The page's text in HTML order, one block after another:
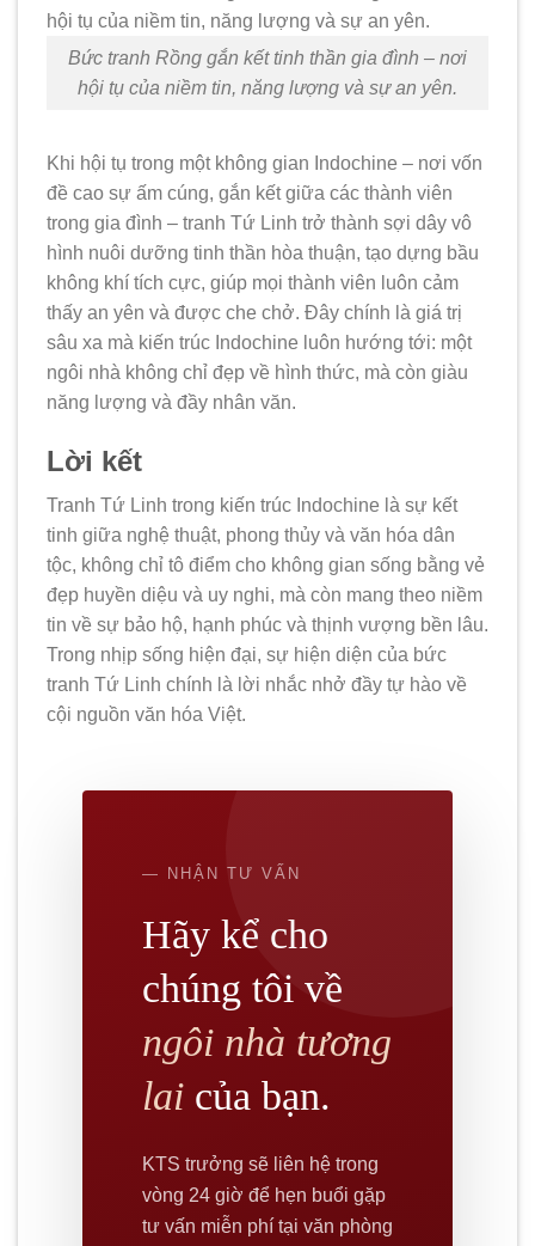
Bức tranh Rồng gắn kết tinh thần gia đình – nơi
hội tụ của niềm tin, năng lượng và sự an yên.
Khi hội tụ trong một không gian Indochine – nơi vốn
đề cao sự ấm cúng, gắn kết giữa các thành viên
trong gia đình – tranh Tứ Linh trở thành sợi dây vô
hình nuôi dưỡng tinh thần hòa thuận, tạo dựng bầu
không khí tích cực, giúp mọi thành viên luôn cảm
thấy an yên và được che chở. Đây chính là giá trị
sâu xa mà kiến trúc Indochine luôn hướng tới: một
ngôi nhà không chỉ đẹp về hình thức, mà còn giàu
năng lượng và đầy nhân văn.
Lời kết
Tranh Tứ Linh trong kiến trúc Indochine là sự kết
tinh giữa nghệ thuật, phong thủy và văn hóa dân
tộc, không chỉ tô điểm cho không gian sống bằng vẻ
đẹp huyền diệu và uy nghi, mà còn mang theo niềm
tin về sự bảo hộ, hạnh phúc và thịnh vượng bền lâu.
Trong nhịp sống hiện đại, sự hiện diện của bức
tranh Tứ Linh chính là lời nhắc nhở đầy tự hào về
cội nguồn văn hóa Việt.
— NHẬN TƯ VẤN
Hãy kể cho
chúng tôi về
ngôi nhà tương
lai của bạn.
KTS trưởng sẽ liên hệ trong
vòng 24 giờ để hẹn buổi gặp
tư vấn miễn phí tại văn phòng